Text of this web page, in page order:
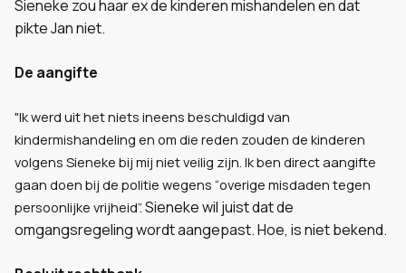
Sieneke zou haar ex de kinderen mishandelen en dat
pikte Jan niet.
De aangifte
"Ik werd uit het niets ineens beschuldigd van
kindermishandeling en om die reden zouden de kinderen
volgens Sieneke bij mij niet veilig zijn. Ik ben direct aangifte
gaan doen bij de politie wegens “overige misdaden tegen
persoonlijke vrijheid”. Sieneke wil juist dat de
omgangsregeling wordt aangepast. Hoe, is niet bekend.